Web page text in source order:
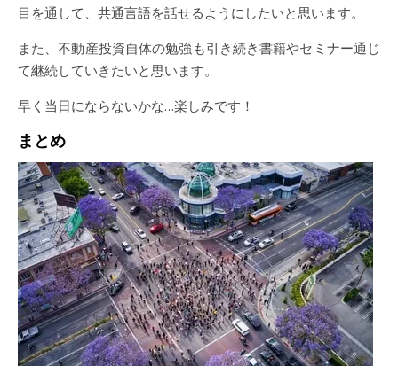
目を通して、共通言語を話せるようにしたいと思います。
また、不動産投資自体の勉強も引き続き書籍やセミナー通じ
て継続していきたいと思います。
早く当日にならないかな…楽しみです！
まとめ